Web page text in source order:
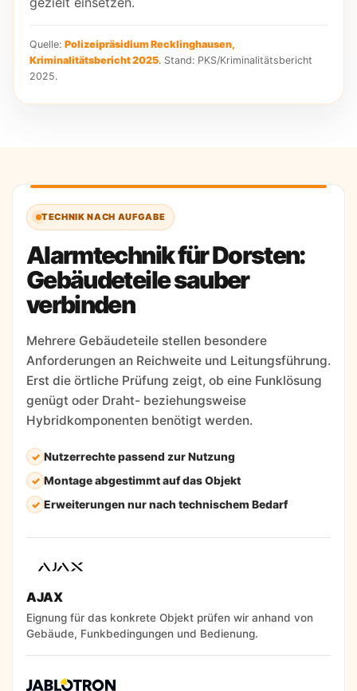
Quelle: Polizeipräsidium Recklinghausen,
Kriminalitätsbericht 2025. Stand: PKS/Kriminalitätsbericht
2025.
TECHNIK NACH AUFGABE
Alarmtechnik für Dorsten:
Gebäudeteile sauber
verbinden
Mehrere Gebäudeteile stellen besondere
Anforderungen an Reichweite und Leitungsführung.
Erst die örtliche Prüfung zeigt, ob eine Funklösung
genügt oder Draht- beziehungsweise
Hybridkomponenten benötigt werden.
Nutzerrechte passend zur Nutzung
Montage abgestimmt auf das Objekt
Erweiterungen nur nach technischem Bedarf
AJAX
Eignung für das konkrete Objekt prüfen wir anhand von
Gebäude, Funkbedingungen und Bedienung.